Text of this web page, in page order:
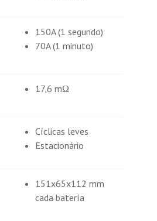
150A (1 segundo)
70A (1 minuto)
17,6 mΩ
Cíclicas leves
Estacionário
151x65x112 mm
cada batería